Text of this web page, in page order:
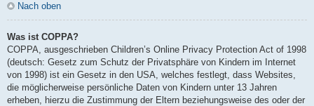
Nach oben
Was ist COPPA?
COPPA, ausgeschrieben Children’s Online Privacy Protection Act of 1998
(deutsch: Gesetz zum Schutz der Privatsphäre von Kindern im Internet
von 1998) ist ein Gesetz in den USA, welches festlegt, dass Websites,
die möglicherweise persönliche Daten von Kindern unter 13 Jahren
erheben, hierzu die Zustimmung der Eltern beziehungsweise des oder der